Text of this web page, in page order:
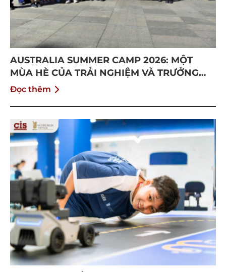
AUSTRALIA SUMMER CAMP 2026: MỘT
MÙA HÈ CỦA TRẢI NGHIỆM VÀ TRƯỞNG
THÀNH
Đọc thêm